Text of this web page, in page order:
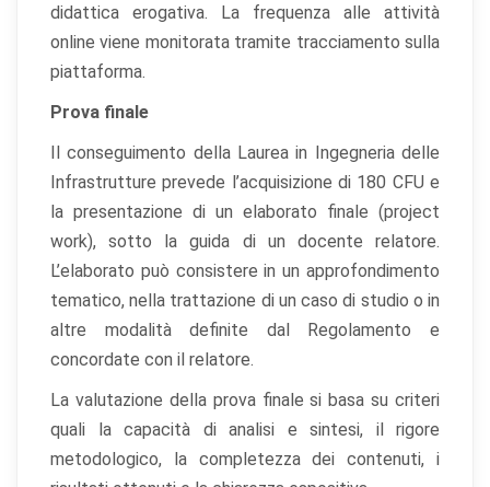
didattica erogativa. La frequenza alle attività
online viene monitorata tramite tracciamento sulla
piattaforma.
Prova finale
Il conseguimento della Laurea in Ingegneria delle
Infrastrutture prevede l’acquisizione di 180 CFU e
la presentazione di un elaborato finale (project
work), sotto la guida di un docente relatore.
L’elaborato può consistere in un approfondimento
tematico, nella trattazione di un caso di studio o in
altre modalità definite dal Regolamento e
concordate con il relatore.
La valutazione della prova finale si basa su criteri
quali la capacità di analisi e sintesi, il rigore
metodologico, la completezza dei contenuti, i